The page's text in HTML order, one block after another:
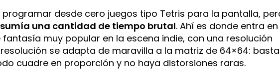
desde cero juegos tipo Tetris para la pantalla,
una cantidad de tiempo brutal. Ahí es donde entra en
fantasía muy popular en la escena indie, con una resolución
resolución se adapta de maravilla a la matriz de 64×64: basta
cuadre en proporción y no haya distorsiones raras.